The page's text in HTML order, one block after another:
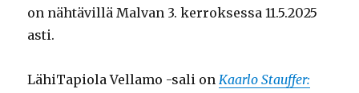
on nähtävillä Malvan 3. kerroksessa 11.5.2025
asti.
LähiTapiola Vellamo -sali onKaarlo Stauffer: